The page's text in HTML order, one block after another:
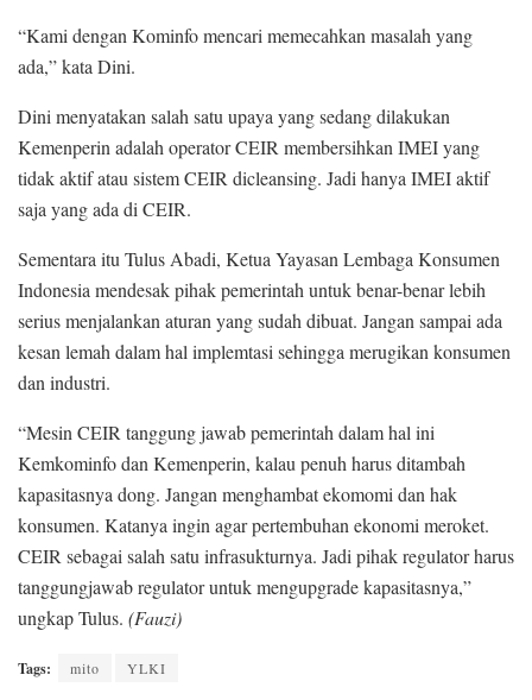
“Kami dengan Kominfo mencari memecahkan masalah yang
ada,” kata Dini.
Dini menyatakan salah satu upaya yang sedang dilakukan
Kemenperin adalah operator CEIR membersihkan IMEI yang
tidak aktif atau sistem CEIR dicleansing. Jadi hanya IMEI aktif
saja yang ada di CEIR.
Sementara itu Tulus Abadi, Ketua Yayasan Lembaga Konsumen
Indonesia mendesak pihak pemerintah untuk benar-benar lebih
serius menjalankan aturan yang sudah dibuat. Jangan sampai ada
kesan lemah dalam hal implemtasi sehingga merugikan konsumen
dan industri.
“Mesin CEIR tanggung jawab pemerintah dalam hal ini
Kemkominfo dan Kemenperin, kalau penuh harus ditambah
kapasitasnya dong. Jangan menghambat ekomomi dan hak
konsumen. Katanya ingin agar pertembuhan ekonomi meroket.
CEIR sebagai salah satu infrasukturnya. Jadi pihak regulator harus
tanggungjawab regulator untuk mengupgrade kapasitasnya,”
ungkap Tulus. (Fauzi)
Tags: mito YLKI